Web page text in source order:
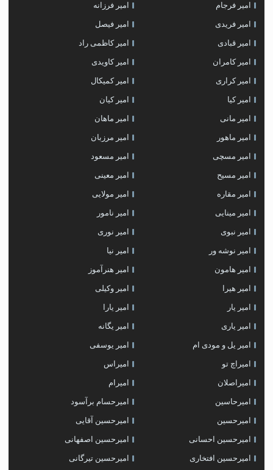
امیر فرجام امیر فرزانه
امیر فریدی امیر فیصل
امیر قبادی امیر کاظمی راد
امیر کامران امیر کاویدی
امیر کراری امیر کمیکال
امیر کیا امیر کیان
امیر مانی امیر ماهان
امیر ماهور امیر مرزبان
امیر مسچی امیر مسعود
امیر مسیح امیر معینی
امیر مقاره امیر مولایی
امیر مینایی امیر نامور
امیر نبوی امیر نوری
امیر نوشه ور امیر نیا
امیر هامون امیر هنرآموز
امیر هیرا امیر وکیلی
امیر یار امیر یارا
امیر یاری امیر یگانه
امیر یل و مودی ام امیر یوسفی
امیراچ تو امیراس
امیراصلان امیرام
امیرحاسین امیرحسام برآسود
امیرحسین امیرحسین آقایی
امیرحسین احسانی امیرحسین اصفهانی
امیرحسین افتخاری امیرحسین تیرگانی